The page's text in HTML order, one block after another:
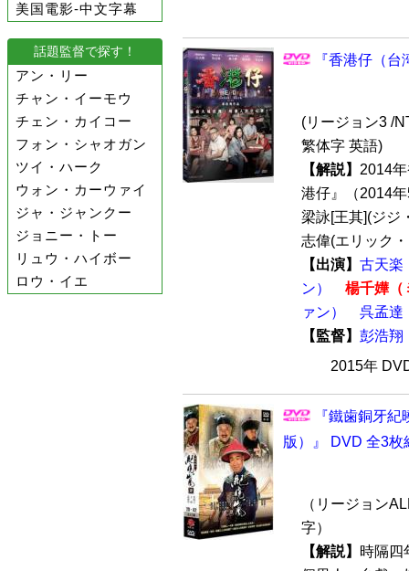
美国電影-中文字幕
話題監督で探す！
アン・リー
チャン・イーモウ
チェン・カイコー
フォン・シャオガン
ツイ・ハーク
ウォン・カーウァイ
ジャ・ジャンクー
ジョニー・トー
リュウ・ハイボー
ロウ・イエ
『香港仔（
(リージョン3 /
繁体字 英語)
【解説】 2014
港仔』（2014
梁詠[王其](ジジ
志偉(エリック
【出演】 古天楽
ン）
楊千嬅（
ァン）
呉孟達
【監督】 彭浩翔
2015年
『鐵歯銅牙
版）』 DVD 全3枚
（リージョン
字）
【解説】 時隔四